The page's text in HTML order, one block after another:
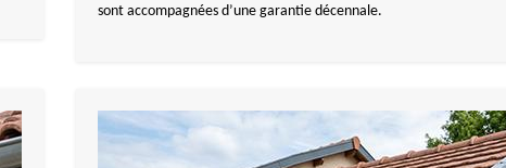
sont accompagnées d’une garantie décennale.